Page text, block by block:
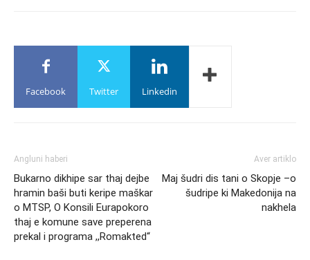
Facebook Twitter Linkedin
Angluni haberi
Bukarno dikhipe sar thaj dejbe
hramin baši buti keripe maškar
o MTSP, O Konsili Eurapokoro
thaj e komune save preperena
prekal i programa ,,Romakted“
Aver artiklo
Maj šudri dis tani o Skopje –o
šudripe ki Makedonija na
nakhela